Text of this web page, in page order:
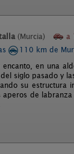
(Murcia) a
110 km de
encanto, en una
siglo pasado y
su
de